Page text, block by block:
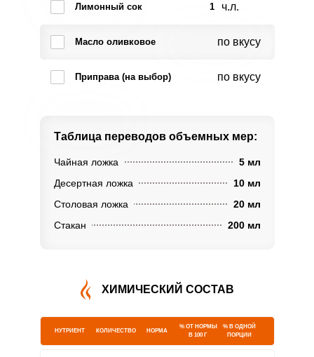
Лимонный сок 1 ч.л.
Масло оливковое по вкусу
Приправа (на выбор) по вкусу
Таблица переводов объемных мер:
Чайная ложка
5 мл
Десертная ложка
10 мл
Столовая ложка
20 мл
Стакан
200 мл
ХИМИЧЕСКИЙ СОСТАВ
НУТРИЕНТ КОЛИЧЕСТВО НОРМА
% ОТ НОРМЫ
В 100 Г
% В ОДНОЙ
ПОРЦИИ